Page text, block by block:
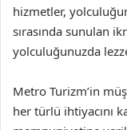
hizmetler,
sırasında sunulan
yolculuğunuzda
Metro Turizm’in
her türlü ihtiyacını